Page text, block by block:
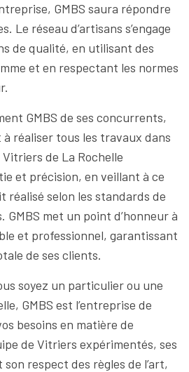
GMBS saura répondre
Le réseau d’artisans s’engage
de qualité, en utilisant des
et en respectant les normes
GMBS de ses concurrents,
à réaliser tous les travaux dans
Vitriers de La Rochelle
et précision, en veillant à ce
réalisé selon les standards de
GMBS met un point d’honneur à
et professionnel, garantissant
de ses clients.
soyez un particulier ou une
GMBS est l’entreprise de
besoins en matière de
de Vitriers expérimentés, ses
respect des règles de l’art,